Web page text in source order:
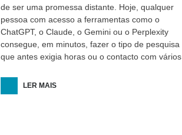
de ser uma promessa distante. Hoje, qualquer
pessoa com acesso a ferramentas como o
ChatGPT, o Claude, o Gemini ou o Perplexity
consegue, em minutos, fazer o tipo de pesquisa
que antes exigia horas ou o contacto com vários
LER MAIS